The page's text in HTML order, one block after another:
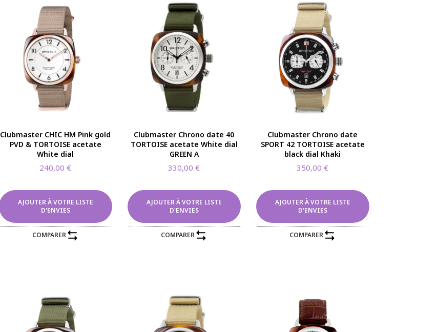
Clubmaster CHIC HM Pink gold
PVD & TORTOISE acetate
White dial
240,00€
AJOUTER À VOTRE LISTE
D'ENVIES
COMPARER
Clubmaster Chrono date 40
TORTOISE acetate White dial
GREEN A
330,00€
AJOUTER À VOTRE LISTE
D'ENVIES
COMPARER
Clubmaster Chrono date
SPORT 42 TORTOISE acetate
black dial Khaki
350,00€
AJOUTER À VOTRE LISTE
D'ENVIES
COMPARER